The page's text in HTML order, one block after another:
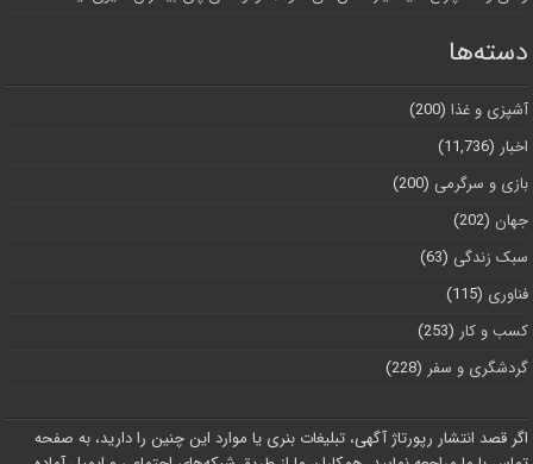
دسته‌ها
آشپزی و غذا (200)
اخبار (11,736)
بازی و سرگرمی (200)
جهان (202)
سبک زندگی (63)
فناوری (115)
کسب و کار (253)
گردشگری و سفر (228)
اگر قصد انتشار رپورتاژ آگهی، تبلیغات بنری یا موارد این چنین را دارید، به صفحه